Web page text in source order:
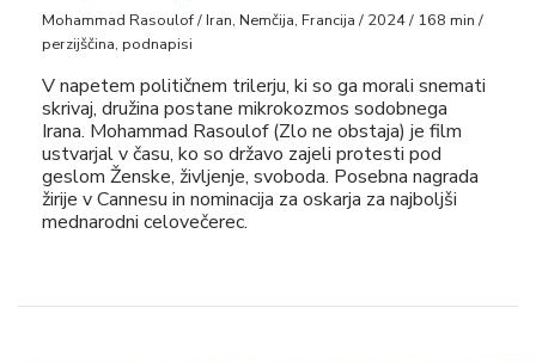
Mohammad Rasoulof / Iran, Nemčija, Francija / 2024 / 168 min /
perzijščina, podnapisi
V napetem političnem trilerju, ki so ga morali snemati
skrivaj, družina postane mikrokozmos sodobnega
Irana. Mohammad Rasoulof (Zlo ne obstaja) je film
ustvarjal v času, ko so državo zajeli protesti pod
geslom Ženske, življenje, svoboda. Posebna nagrada
žirije v Cannesu in nominacija za oskarja za najboljši
mednarodni celovečerec.